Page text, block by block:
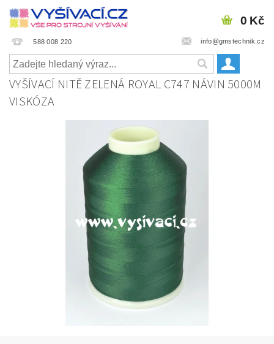
588 008 220 info@gmstechnik.cz
0 Kč
VYŠÍVACÍ NITĚ ZELENÁ ROYAL C747 NÁVIN 5000M
VISKÓZA